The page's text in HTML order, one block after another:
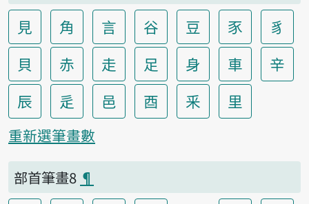
見 角 言 谷 豆 豕
豸
貝
赤 走 足 身 車
辛
辰
辵 邑 酉 釆 里
重新選筆畫數
部首筆畫8 ¶